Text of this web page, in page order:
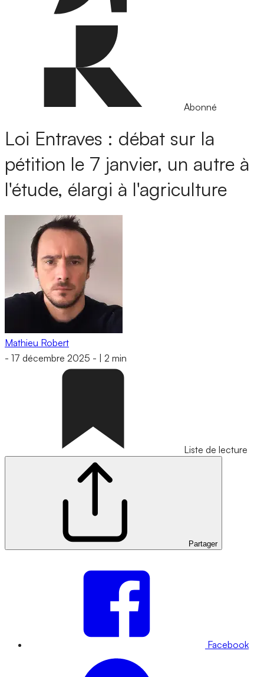
Abonné
Loi Entraves : débat sur la
pétition le 7 janvier, un autre à
l'étude, élargi à l'agriculture
Mathieu Robert
- 17 décembre 2025 - 2 min
Liste de lecture
Partager
Facebook